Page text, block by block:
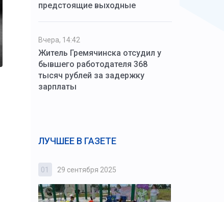
предстоящие выходные
Вчера, 14:42
Житель Гремячинска отсудил у
бывшего работодателя 368
тысяч рублей за задержку
зарплаты
ЛУЧШЕЕ В ГАЗЕТЕ
01 29 сентября 2025